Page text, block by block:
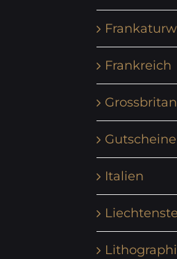
Frankreich
Gutscheine
Italien